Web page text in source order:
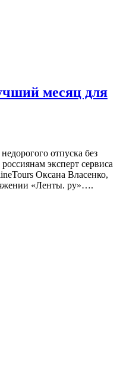
месяц для
отпуска без
эксперт сервиса
Оксана Власенко,
«Ленты. ру»….